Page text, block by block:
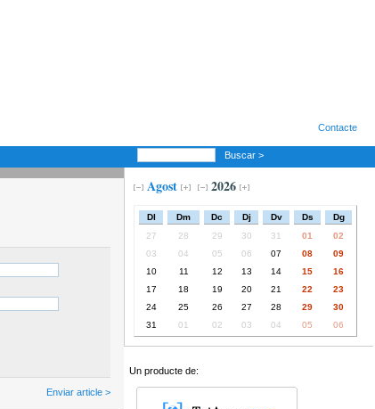
Contacte
Buscar >
Enviar article >
Agost 2026
Dl Dm Dc Dj Dv Ds
Dg
27
28 29 30 31 01
02
03
04 05 06 07 08
09
10
11 12 13 14 15
16
17
18 19 20 21 22
23
24
25 26 27 28 29
30
31
01 02 03 04 05 06
Un producte de: